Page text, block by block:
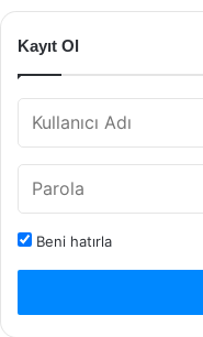
Kayıt Ol
Beni hatırla